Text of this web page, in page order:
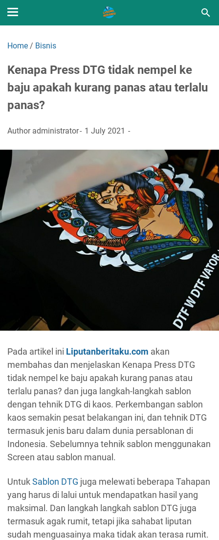
Home / Bisnis
Kenapa Press DTG tidak nempel ke
baju apakah kurang panas atau terlalu
panas?
Author administrator 1 July 2021
Pada artikel ini Liputanberitaku.com akan
membahas dan menjelaskan Kenapa Press DTG
tidak nempel ke baju apakah kurang panas atau
terlalu panas? dan juga langkah-langkah sablon
dengan tehnik DTG di kaos. Perkembangan sablon
kaos semakin pesat belakangan ini, dan tehnik DTG
termasuk jenis baru dalam dunia persablonan di
Indonesia. Sebelumnya tehnik sablon menggunakan
Screen atau sablon manual.
UntukSablon DTG juga melewati beberapa Tahapan
yang harus di lalui untuk mendapatkan hasil yang
maksimal. Dan langkah langkah sablon DTG juga
termasuk agak rumit, tetapi jika sahabat liputan
sudah menguasainya maka tidak akan terasa rumit.